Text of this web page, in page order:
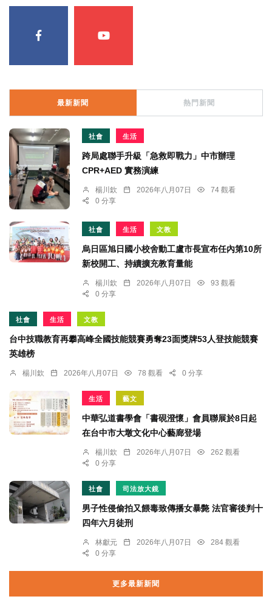
最新新聞 熱門新聞
社會 生活
跨局處聯手升級「急救即戰力」中市辦理
CPR+AED 實務演練
楊川欽 2026年八月07日
74 觀看
0 分享
社會 生活 文教
烏日區旭日國小校舍動工盧市長宣布任內第10所
新校開工、持續擴充教育量能
楊川欽 2026年八月07日
93 觀看
0 分享
社會 生活 文教
台中技職教育再攀高峰全國技能競賽勇奪23面獎牌53人登技能競賽
英雄榜
楊川欽 2026年八月07日 78 觀看 0 分享
生活 藝文
中華弘道書學會「書硯澄懷」會員聯展於8日起
在台中市大墩文化中心藝廊登場
楊川欽 2026年八月07日
262 觀看
0 分享
社會 司法放大鏡
男子性侵偷拍又餵毒致傳播女暴斃 法官審後判十
四年六月徒刑
林獻元 2026年八月07日
284 觀看
0 分享
更多最新新聞